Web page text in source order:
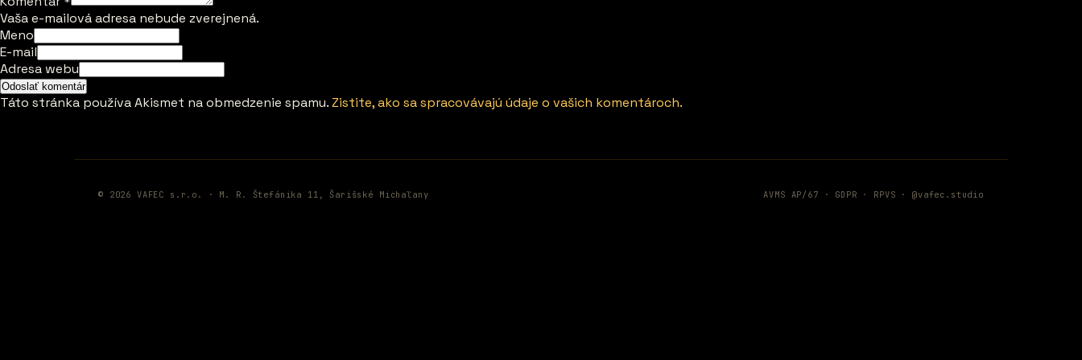
Vaša e-mailová adresa nebude zverejnená.
Meno
E-mail
Adresa webu
Táto stránka používa Akismet na obmedzenie spamu.Zistite, ako sa spracovávajú údaje o vašich komentároch.
© 2026 VAFEC s.r.o. · M. R. Štefánika 11, Šarišské Michaľany AVMS AP/67 · GDPR · RPVS ·@vafec.studio